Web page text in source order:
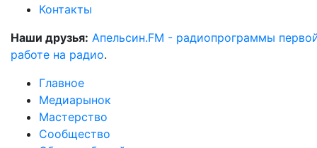
Контакты
Наши друзья: Апельсин.FM - радиопрограммы
работе на радио.
Главное
Медиарынок
Мастерство
Сообщество